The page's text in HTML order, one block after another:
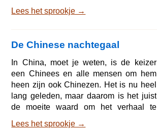
bloemen die hij meeneemt naar God,
die bloemen aan Zijn hart, maar de
bloem die Hem het liefst is kust Hij en
dan krijgt de bloem een stem en kan
meezingen in het koor der zaligen. Kijk,
dat
Lees het sprookje →
De Chinese nachtegaal
In China, moet je weten, is de keizer
een Chinees en alle mensen om hem
heen zijn ook Chinezen. Het is nu heel
lang geleden, maar daarom is het juist
de moeite waard om het verhaal te
Het paleis van de keizer was het
Lees het sprookje →